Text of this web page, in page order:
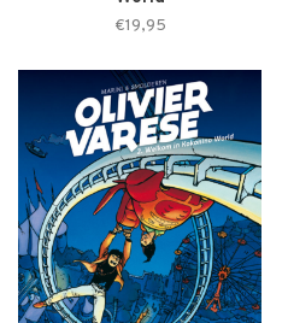
€19,95